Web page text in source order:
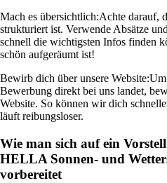
Mach es übersichtlich:Achte darauf,
strukturiert ist. Verwende Absätze
schnell die wichtigsten Infos finden
schön aufgeräumt ist!
Bewirb dich über unsere Website:Um
Bewerbung direkt bei uns landet,
Website. So können wir dich
läuft reibungsloser.
Wie man sich auf ein
HELLA Sonnen- und
vorbereitet